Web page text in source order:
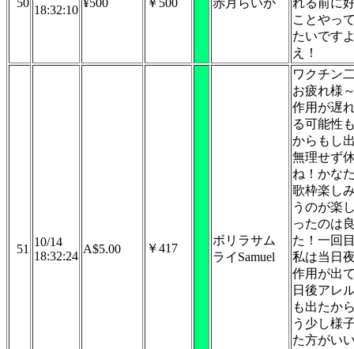
50
18:32:10
¥500 ￥500 赤月らいか
れる前に
ことやっ
たいです
え！
51
10/14
18:32:24
A$5.00 ￥417
ボリラサム
ライSamuel
ワクチン
お疲れ様
作用が遅
る可能性
からもし
無理せず
ね！かな
歌枠楽し
うのが楽
ったのは
た！一回
私は当日
作用が出
日後アレ
も出たか
う少し様
た方がい